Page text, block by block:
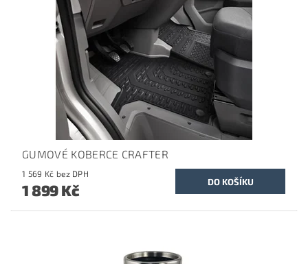
GUMOVÉ KOBERCE CRAFTER
1 569 Kč bez DPH
1 899 Kč